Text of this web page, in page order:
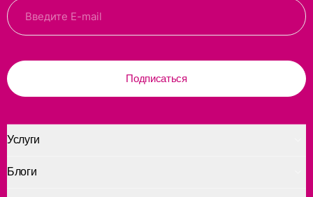
Подписаться
Услуги
Блоги